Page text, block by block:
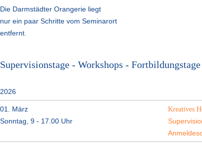
Die Darmstädter Orangerie liegt
nur ein paar Schritte vom Seminarort
entfernt.
Supervisionstage - Workshops -
2026
01. März
Sonntag, 9 - 17.00 Uhr
Kreatives